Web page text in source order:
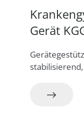
Gerät